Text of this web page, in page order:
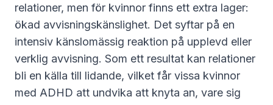
relationer, men för kvinnor finns ett extra lager:
ökad avvisningskänslighet. Det syftar på en
intensiv känslomässig reaktion på upplevd eller
verklig avvisning. Som ett resultat kan relationer
bli en källa till lidande, vilket får vissa kvinnor
med ADHD att undvika att knyta an, vare sig